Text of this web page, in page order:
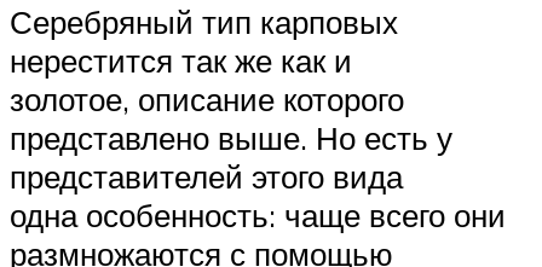
Серебряный тип карповых
нерестится так же как и
золотое, описание которого
представлено выше. Но есть у
представителей этого вида
одна особенность: чаще всего они
размножаются с помощью